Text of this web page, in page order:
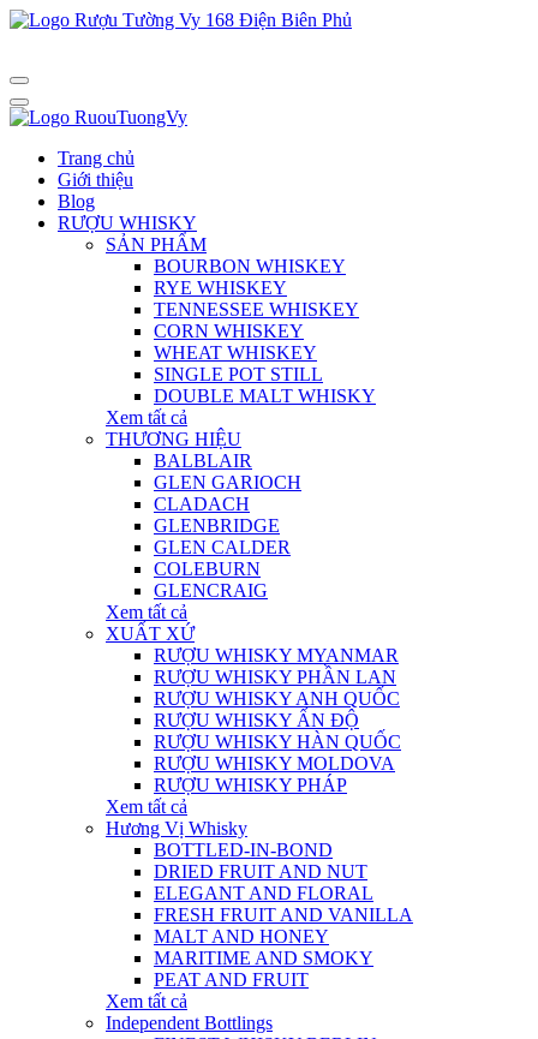
Trang chủ
Giới thiệu
Blog
RƯỢU WHISKY
SẢN PHẨM
BOURBON WHISKEY
RYE WHISKEY
TENNESSEE WHISKEY
CORN WHISKEY
WHEAT WHISKEY
SINGLE POT STILL
DOUBLE MALT WHISKY
Xem tất cả
THƯƠNG HIỆU
BALBLAIR
GLEN GARIOCH
CLADACH
GLENBRIDGE
GLEN CALDER
COLEBURN
GLENCRAIG
Xem tất cả
XUẤT XỨ
RƯỢU WHISKY MYANMAR
RƯỢU WHISKY PHẦN LAN
RƯỢU WHISKY ANH QUỐC
RƯỢU WHISKY ẤN ĐỘ
RƯỢU WHISKY HÀN QUỐC
RƯỢU WHISKY MOLDOVA
RƯỢU WHISKY PHÁP
Xem tất cả
Hương Vị Whisky
BOTTLED-IN-BOND
DRIED FRUIT AND NUT
ELEGANT AND FLORAL
FRESH FRUIT AND VANILLA
MALT AND HONEY
MARITIME AND SMOKY
PEAT AND FRUIT
Xem tất cả
Independent Bottlings